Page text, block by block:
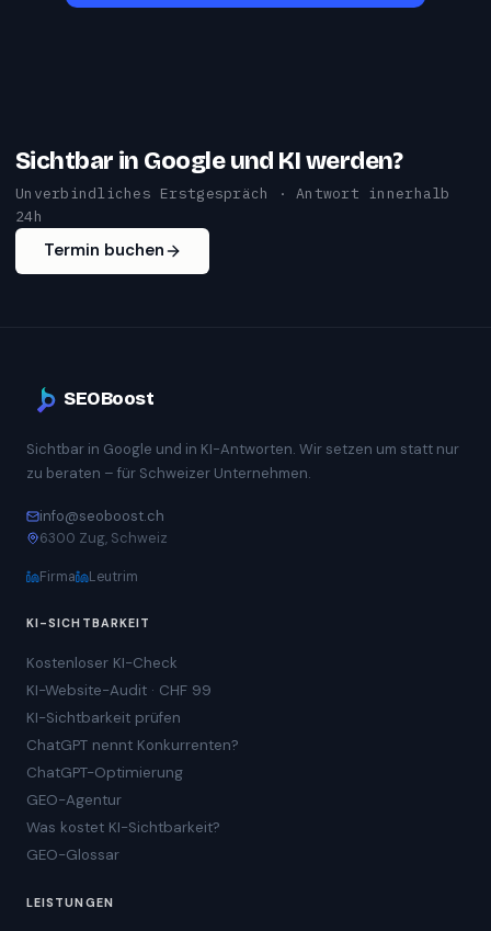
Sichtbar in Google und KI werden?
Unverbindliches Erstgespräch · Antwort innerhalb
24h
Termin buchen
SEOBoost
Sichtbar in Google und in KI-Antworten. Wir setzen um statt nur
zu beraten – für Schweizer Unternehmen.
info@seoboost.ch
6300 Zug, Schweiz
Firma Leutrim
KI-SICHTBARKEIT
Kostenloser KI-Check
KI-Website-Audit · CHF 99
KI-Sichtbarkeit prüfen
ChatGPT nennt Konkurrenten?
ChatGPT-Optimierung
GEO-Agentur
Was kostet KI-Sichtbarkeit?
GEO-Glossar
LEISTUNGEN